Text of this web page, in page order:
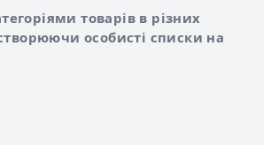
товарів в різних
особисті списки на